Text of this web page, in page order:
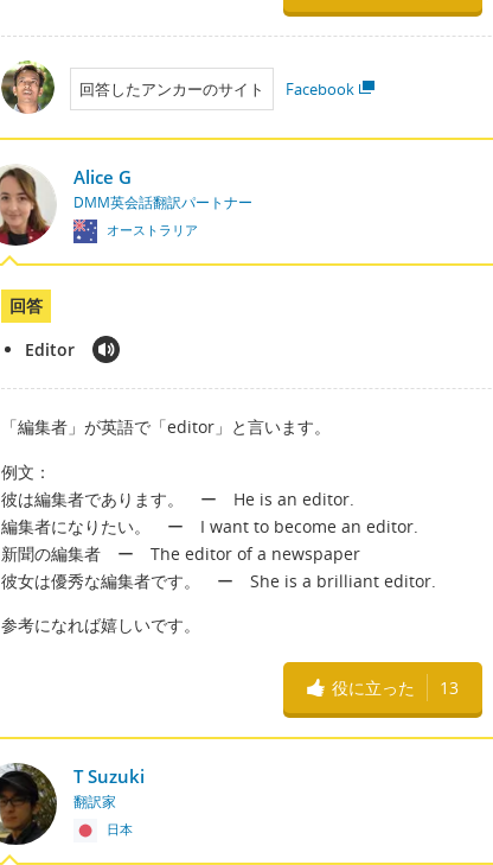
回答したアンカーのサイト Facebook
Alice G
DMM英会話翻訳パートナー
オーストラリア
回答
Editor
「編集者」が英語で「editor」と言います。
例文：
彼は編集者であります。 ー He is an editor.
編集者になりたい。 ー I want to become an editor.
新聞の編集者 ー The editor of a newspaper
彼女は優秀な編集者です。 ー She is a brilliant editor.
参考になれば嬉しいです。
役に立った 13
T Suzuki
翻訳家
日本